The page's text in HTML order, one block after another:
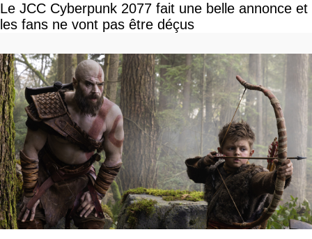
Le JCC Cyberpunk 2077 fait une belle annonce et
les fans ne vont pas être déçus